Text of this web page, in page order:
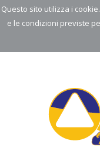
Questo sito utilizza i
e le condizioni previste